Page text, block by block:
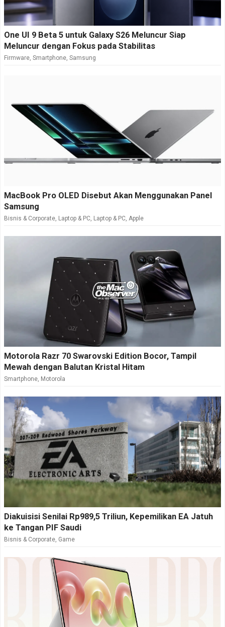
One UI 9 Beta 5 untuk Galaxy S26 Meluncur Siap
Meluncur dengan Fokus pada Stabilitas
Firmware, Smartphone, Samsung
MacBook Pro OLED Disebut Akan Menggunakan Panel
Samsung
Bisnis & Corporate, Laptop & PC, Laptop & PC, Apple
Motorola Razr 70 Swarovski Edition Bocor, Tampil
Mewah dengan Balutan Kristal Hitam
Smartphone, Motorola
Diakuisisi Senilai Rp989,5 Triliun, Kepemilikan EA Jatuh
ke Tangan PIF Saudi
Bisnis & Corporate, Game